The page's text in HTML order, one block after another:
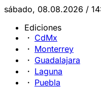
sábado, 08.08.2026 /
Ediciones
CdMx
Monterrey
Guadalajara
Laguna
Puebla